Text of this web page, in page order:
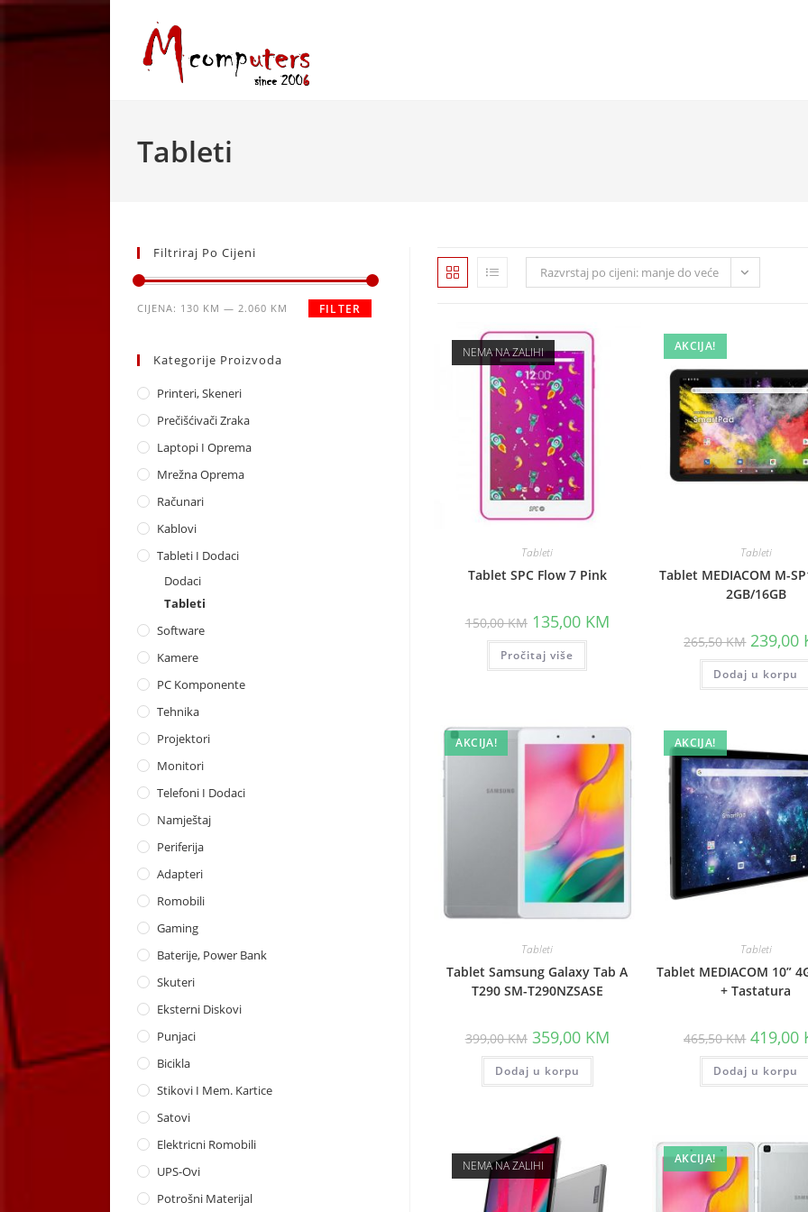
Skip
to
Tableti
Filtriraj Po Cijeni
Minimalna
Maksimalna
FILTER
CIJENA: 130 KM — 2.060 KM
Kategorije Proizvoda
Printeri, Skeneri
Prečišćivači Zraka
Laptopi I Oprema
Mrežna Oprema
Računari
Kablovi
Tableti I Dodaci
Dodaci
Tableti
Software
Kamere
PC Komponente
Tehnika
Projektori
Monitori
Telefoni I Dodaci
Namještaj
Periferija
Adapteri
Romobili
Gaming
Baterije, Power Bank
Skuteri
Eksterni Diskovi
Punjaci
Bicikla
Stikovi I Mem. Kartice
Satovi
Elektricni Romobili
UPS-Ovi
Potrošni Materijal
Razvrstaj po cijeni: manje do veće
NEMA NA ZALIHI
Tableti
Tablet SPC Flow 7 Pink
150,00KM Original
price
was:
150,00 KM.
135,00 KMCurrent
price
Pročitaj više
AKCIJA!
Tableti
Tablet MEDIACOM M-
2GB/16GB
265,50KM Original
price
was:
265,50 KM.
239,00
Dodaj u korpu
AKCIJA!
Tableti
Tablet Samsung Galaxy Tab A
T290 SM-T290NZSASE
399,00KM Original
price
was:
399,00 KM.
359,00 KMCurrent
price
Dodaj u korpu
AKCIJA!
Tableti
Tablet MEDIACOM 10”
+ Tastatura
465,50KM Original
price
was:
465,50 KM.
419,00
Dodaj u korpu
NEMA NA ZALIHI AKCIJA!